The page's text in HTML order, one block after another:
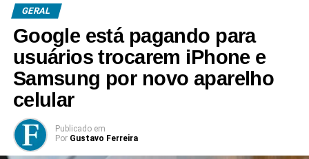
GERAL
Google está pagando para
usuários trocarem iPhone e
Samsung por novo aparelho
celular
Publicado em
Por Gustavo Ferreira